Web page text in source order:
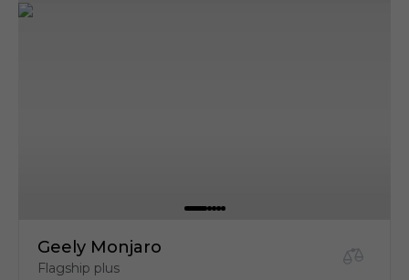
Geely Monjaro
Flagship plus